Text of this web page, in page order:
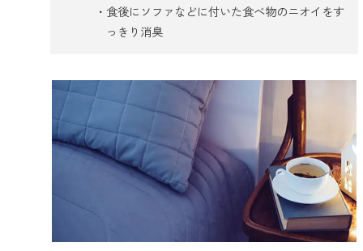
食後にソファなどに付いた食べ物のニオイをす
っきり消臭